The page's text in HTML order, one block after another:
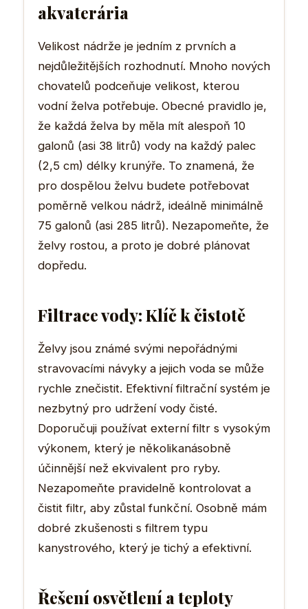
akvaterária
Velikost nádrže je jedním z prvních a
nejdůležitějších rozhodnutí. Mnoho nových
chovatelů podceňuje velikost, kterou
vodní želva potřebuje. Obecné pravidlo je,
že každá želva by měla mít alespoň 10
galonů (asi 38 litrů) vody na každý palec
(2,5 cm) délky krunýře. To znamená, že
pro dospělou želvu budete potřebovat
poměrně velkou nádrž, ideálně minimálně
75 galonů (asi 285 litrů). Nezapomeňte, že
želvy rostou, a proto je dobré plánovat
dopředu.
Filtrace vody: Klíč k čistotě
Želvy jsou známé svými nepořádnými
stravovacími návyky a jejich voda se může
rychle znečistit. Efektivní filtrační systém je
nezbytný pro udržení vody čisté.
Doporučuji používat externí filtr s vysokým
výkonem, který je několikanásobně
účinnější než ekvivalent pro ryby.
Nezapomeňte pravidelně kontrolovat a
čistit filtr, aby zůstal funkční. Osobně mám
dobré zkušenosti s filtrem typu
kanystrového, který je tichý a efektivní.
Řešení osvětlení a teploty